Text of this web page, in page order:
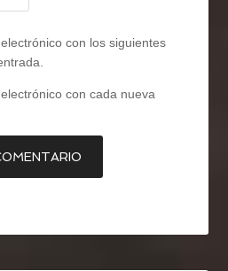
con los siguientes
con cada nueva